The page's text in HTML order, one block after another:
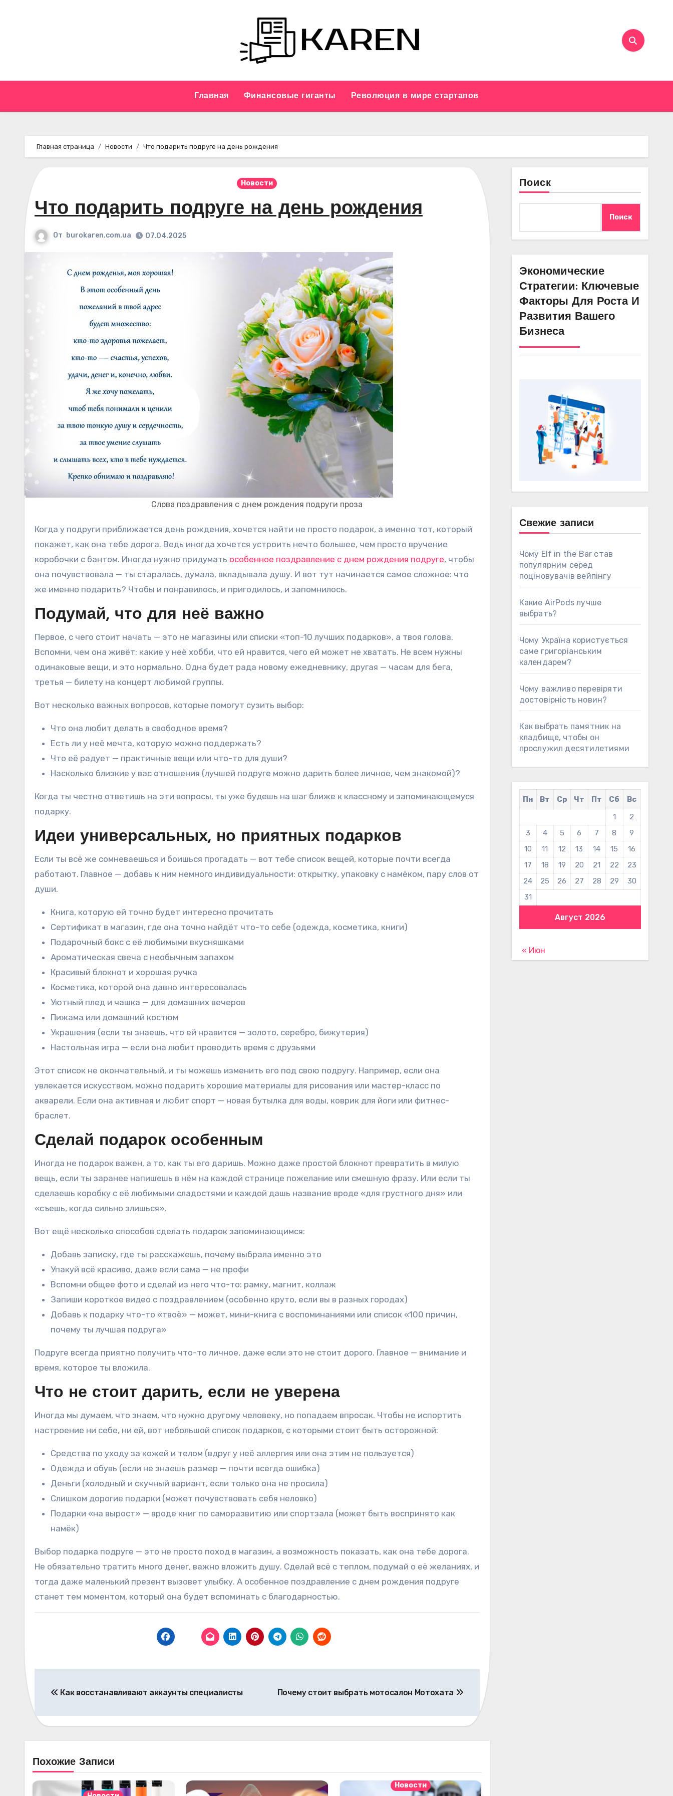
Главная Финансовые гиганты Революция в мире стартапов
Главная страница Новости Что подарить подруге на день рождения
Новости
Что подарить подруге на день рождения
От burokaren.com.ua 07.04.2025
Слова поздравления с днем рождения подруги проза
Когда у подруги приближается день рождения, хочется найти не просто подарок, а именно тот, который
покажет, как она тебе дорога. Ведь иногда хочется устроить нечто большее, чем просто вручение
коробочки с бантом. Иногда нужно придумать особенное поздравление с днем рождения подруге, чтобы
она почувствовала — ты старалась, думала, вкладывала душу. И вот тут начинается самое сложное: что
же именно подарить? Чтобы и понравилось, и пригодилось, и запомнилось.
Подумай, что для неё важно
Первое, с чего стоит начать — это не магазины или списки «топ-10 лучших подарков», а твоя голова.
Вспомни, чем она живёт: какие у неё хобби, что ей нравится, чего ей может не хватать. Не всем нужны
одинаковые вещи, и это нормально. Одна будет рада новому ежедневнику, другая — часам для бега,
третья — билету на концерт любимой группы.
Вот несколько важных вопросов, которые помогут сузить выбор:
Что она любит делать в свободное время?
Есть ли у неё мечта, которую можно поддержать?
Что её радует — практичные вещи или что-то для души?
Насколько близкие у вас отношения (лучшей подруге можно дарить более личное, чем знакомой)?
Когда ты честно ответишь на эти вопросы, ты уже будешь на шаг ближе к классному и запоминающемуся
подарку.
Идеи универсальных, но приятных подарков
Если ты всё же сомневаешься и боишься прогадать — вот тебе список вещей, которые почти всегда
работают. Главное — добавь к ним немного индивидуальности: открытку, упаковку с намёком, пару слов от
души.
Книга, которую ей точно будет интересно прочитать
Сертификат в магазин, где она точно найдёт что-то себе (одежда, косметика, книги)
Подарочный бокс с её любимыми вкусняшками
Ароматическая свеча с необычным запахом
Красивый блокнот и хорошая ручка
Косметика, которой она давно интересовалась
Уютный плед и чашка — для домашних вечеров
Пижама или домашний костюм
Украшения (если ты знаешь, что ей нравится — золото, серебро, бижутерия)
Настольная игра — если она любит проводить время с друзьями
Этот список не окончательный, и ты можешь изменить его под свою подругу. Например, если она
увлекается искусством, можно подарить хорошие материалы для рисования или мастер-класс по
акварели. Если она активная и любит спорт — новая бутылка для воды, коврик для йоги или фитнес-
браслет.
Сделай подарок особенным
Иногда не подарок важен, а то, как ты его даришь. Можно даже простой блокнот превратить в милую
вещь, если ты заранее напишешь в нём на каждой странице пожелание или смешную фразу. Или если ты
сделаешь коробку с её любимыми сладостями и каждой дашь название вроде «для грустного дня» или
«съешь, когда сильно злишься».
Вот ещё несколько способов сделать подарок запоминающимся:
Добавь записку, где ты расскажешь, почему выбрала именно это
Упакуй всё красиво, даже если сама — не профи
Вспомни общее фото и сделай из него что-то: рамку, магнит, коллаж
Запиши короткое видео с поздравлением (особенно круто, если вы в разных городах)
Добавь к подарку что-то «твоё» — может, мини-книга с воспоминаниями или список «100 причин,
почему ты лучшая подруга»
Подруге всегда приятно получить что-то личное, даже если это не стоит дорого. Главное — внимание и
время, которое ты вложила.
Что не стоит дарить, если не уверена
Иногда мы думаем, что знаем, что нужно другому человеку, но попадаем впросак. Чтобы не испортить
настроение ни себе, ни ей, вот небольшой список подарков, с которыми стоит быть осторожной:
Средства по уходу за кожей и телом (вдруг у неё аллергия или она этим не пользуется)
Одежда и обувь (если не знаешь размер — почти всегда ошибка)
Деньги (холодный и скучный вариант, если только она не просила)
Слишком дорогие подарки (может почувствовать себя неловко)
Подарки «на вырост» — вроде книг по саморазвитию или спортзала (может быть воспринято как
намёк)
Выбор подарка подруге — это не просто поход в магазин, а возможность показать, как она тебе дорога.
Не обязательно тратить много денег, важно вложить душу. Сделай всё с теплом, подумай о её желаниях, и
тогда даже маленький презент вызовет улыбку. А особенное поздравление с днем рождения подруге
станет тем моментом, который она будет вспоминать с благодарностью.
по
записям
Как восстанавливают аккаунты специалисты Почему стоит выбрать мотосалон Мотохата
Похожие Записи
Новости
Поиск
Поиск
Экономические
Стратегии: Ключевые
Факторы Для Роста И
Развития Вашего
Бизнеса
Свежие записи
Чому Elf in the Bar став
популярним серед
поціновувачів вейпінгу
Какие AirPods лучше
выбрать?
Чому Україна користується
саме григоріанським
календарем?
Чому важливо перевіряти
достовірність новин?
Как выбрать памятник на
кладбище, чтобы он
прослужил десятилетиями
Август 2026
Пн Вт Ср Чт Пт Сб
Вс
1
2
3
4 5 6 7 8
9
10
11 12 13 14 15
16
17
18 19 20 21 22
23
24
25 26 27 28 29
30
31
« Июн